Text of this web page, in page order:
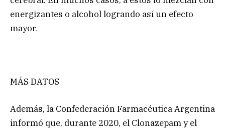
energizantes o alcohol logrando así un efecto
mayor.
MÁS DATOS
Además, la Confederación Farmacéutica Argentina
informó que, durante 2020, el Clonazepam y el